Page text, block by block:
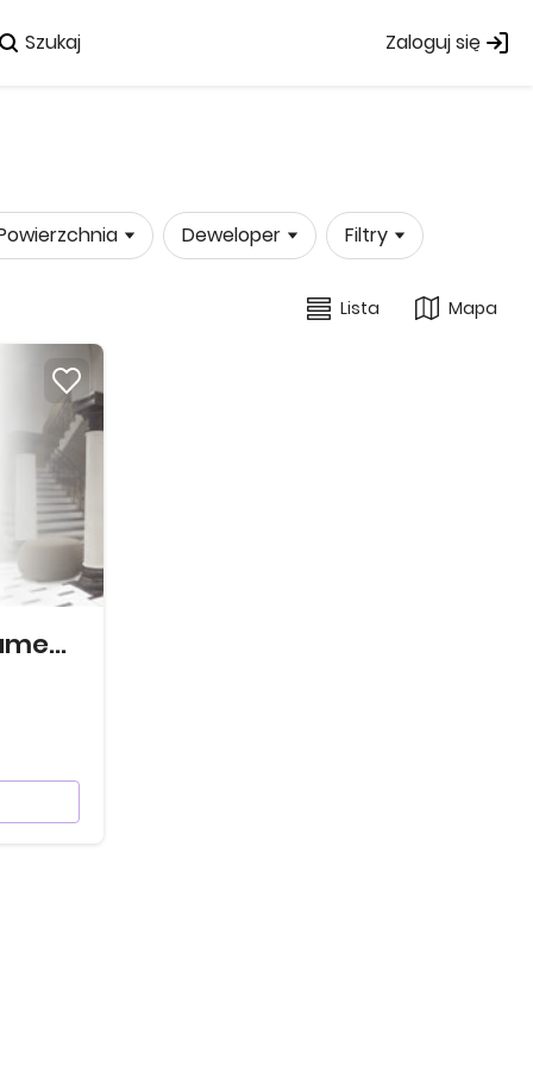
Szukaj Zaloguj się
Deweloper Filtry
Lista Mapa
Królewskie Apartamenty Chorzów-Katowice